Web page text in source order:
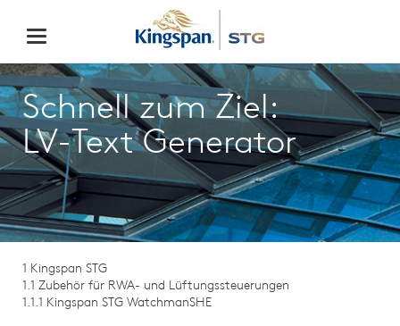
Schnell zum Ziel:
LV-Text Generator
1 Kingspan STG
1.1 Zubehör für RWA- und Lüftungssteuerungen
1.1.1 Kingspan STG WatchmanSHE